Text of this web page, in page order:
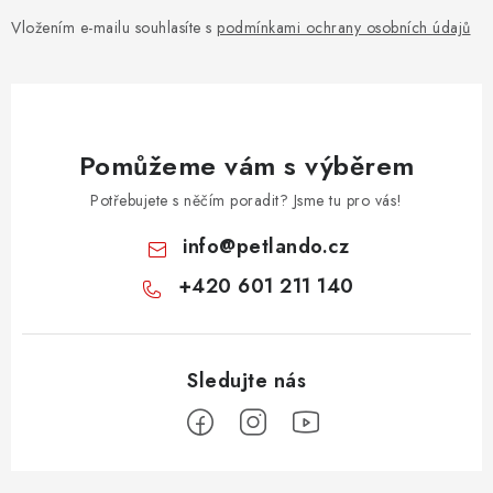
Vložením e-mailu souhlasíte s podmínkami ochrany osobních údajů
Pomůžeme vám s výběrem
Potřebujete s něčím poradit? Jsme tu pro vás!
info@petlando.cz
+420 601 211 140